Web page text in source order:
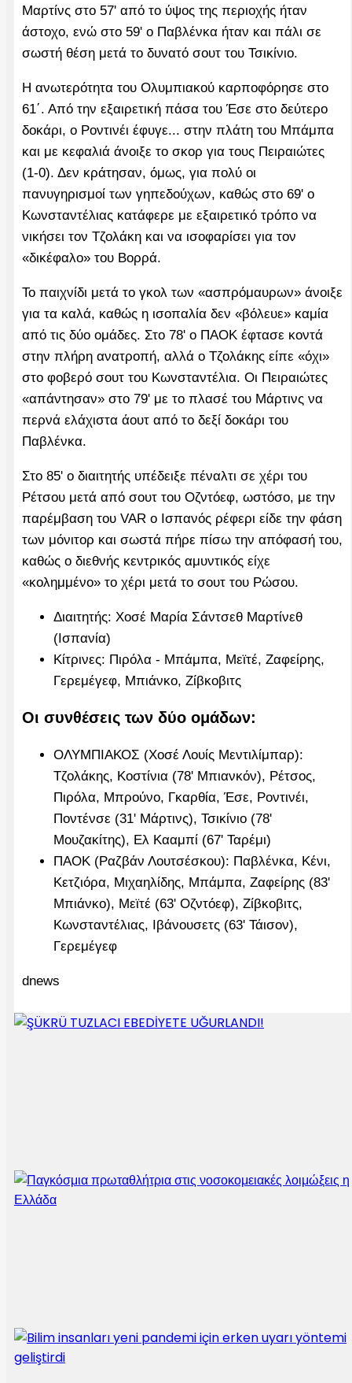
Μαρτίνς στο 57' από το ύψος της περιοχής ήταν
άστοχο, ενώ στο 59' ο Παβλένκα ήταν και πάλι σε
σωστή θέση μετά το δυνατό σουτ του Τσικίνιο.
Η ανωτερότητα του Ολυμπιακού καρποφόρησε στο
61΄. Από την εξαιρετική πάσα του Έσε στο δεύτερο
δοκάρι, ο Ροντινέι έφυγε... στην πλάτη του Μπάμπα
και με κεφαλιά άνοιξε το σκορ για τους Πειραιώτες
(1-0). Δεν κράτησαν, όμως, για πολύ οι
πανυγηρισμοί των γηπεδούχων, καθώς στο 69' ο
Κωνσταντέλιας κατάφερε με εξαιρετικό τρόπο να
νικήσει τον Τζολάκη και να ισοφαρίσει για τον
«δικέφαλο» του Βορρά.
Το παιχνίδι μετά το γκολ των «ασπρόμαυρων» άνοιξε
για τα καλά, καθώς η ισοπαλία δεν «βόλευε» καμία
από τις δύο ομάδες. Στο 78' ο ΠΑΟΚ έφτασε κοντά
στην πλήρη ανατροπή, αλλά ο Τζολάκης είπε «όχι»
στο φοβερό σουτ του Κωνσταντέλια. Οι Πειραιώτες
«απάντησαν» στο 79' με το πλασέ του Μάρτινς να
περνά ελάχιστα άουτ από το δεξί δοκάρι του
Παβλένκα.
Στο 85' ο διαιτητής υπέδειξε πέναλτι σε χέρι του
Ρέτσου μετά από σουτ του Οζντόεφ, ωστόσο, με την
παρέμβαση του VAR ο Ισπανός ρέφερι είδε την φάση
των μόνιτορ και σωστά πήρε πίσω την απόφασή του,
καθώς ο διεθνής κεντρικός αμυντικός είχε
«κολημμένο» το χέρι μετά το σουτ του Ρώσου.
Διαιτητής: Χοσέ Μαρία Σάντσεθ Μαρτίνεθ
(Ισπανία)
Κίτρινες: Πιρόλα - Μπάμπα, Μεϊτέ, Ζαφείρης,
Γερεμέγεφ, Μπιάνκο, Ζίβκοβιτς
Οι συνθέσεις των δύο ομάδων:
ΟΛΥΜΠΙΑΚΟΣ (Χοσέ Λουίς Μεντιλίμπαρ):
Τζολάκης, Κοστίνια (78' Μπιανκόν), Ρέτσος,
Πιρόλα, Μπρούνο, Γκαρθία, Έσε, Ροντινέι,
Ποντένσε (31' Μάρτινς), Τσικίνιο (78'
Μουζακίτης), Ελ Κααμπί (67' Ταρέμι)
ΠΑΟΚ (Ραζβάν Λουτσέσκου): Παβλένκα, Κένι,
Κετζιόρα, Μιχαηλίδης, Μπάμπα, Ζαφείρης (83'
Μπιάνκο), Μεϊτέ (63' Οζντόεφ), Ζίβκοβιτς,
Κωνσταντέλιας, Ιβάνουσετς (63' Τάισον),
Γερεμέγεφ
dnews